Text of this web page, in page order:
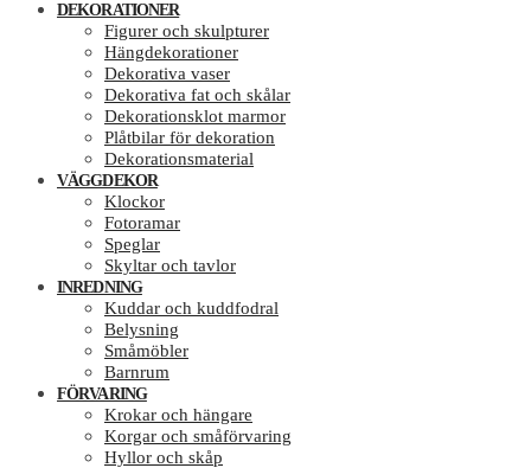
DEKORATIONER
Figurer och skulpturer
Hängdekorationer
Dekorativa vaser
Dekorativa fat och skålar
Dekorationsklot marmor
Plåtbilar för dekoration
Dekorationsmaterial
VÄGGDEKOR
Klockor
Fotoramar
Speglar
Skyltar och tavlor
INREDNING
Kuddar och kuddfodral
Belysning
Småmöbler
Barnrum
FÖRVARING
Krokar och hängare
Korgar och småförvaring
Hyllor och skåp